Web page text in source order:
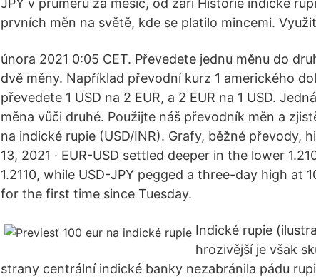
JPY v průměru za měsíc, od září Historie indické
prvních měn na světě, kde se platilo mincemi.
února 2021 0:05 CET. Převedete jednu měnu do
dvě měny. Například převodní kurz 1 amerického
převedete 1 USD na 2 EUR, a 2 EUR na 1 USD.
měna vůči druhé. Použijte náš převodník měn a
na indické rupie (USD/INR). Grafy, běžné převody,
13, 2021 · EUR-USD settled deeper in the lower
1.2110, while USD-JPY pegged a three-day high at
for the first time since Tuesday.
Indické rupie
hrozivější je však
strany centrální indické banky nezabránila pádu